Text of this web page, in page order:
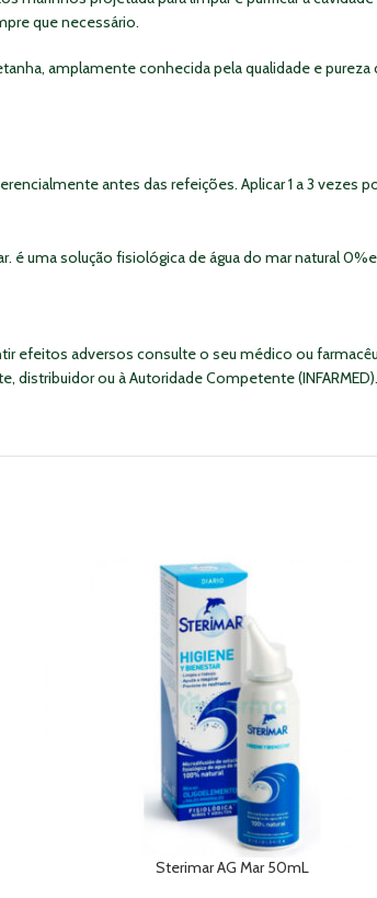
que necessário.
amplamente conhecida pela qualidade e pureza
antes das refeições. Aplicar 1 a 3 vezes
uma solução fisiológica de água do mar natural
efeitos adversos consulte o seu médico ou
ou à Autoridade Competente (INFARMED).
Sterimar AG Mar 50mL